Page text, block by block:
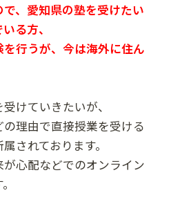
、愛知県の塾を受けたい
る方、
行うが、今は海外に住ん
けていきたいが、
理由で直接授業を受ける
されております。
心配などでのオンライン